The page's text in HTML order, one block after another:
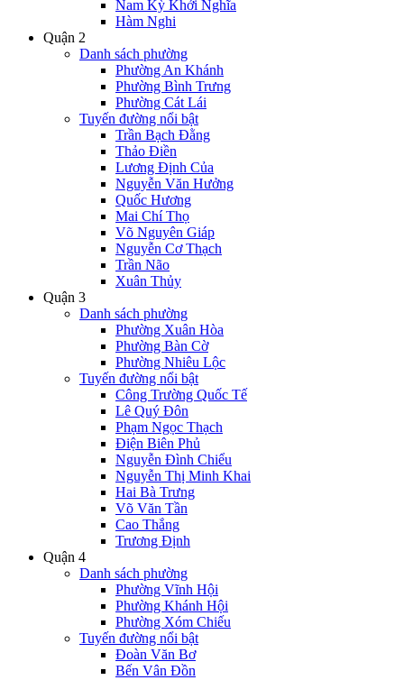
Nam Kỳ Khởi Nghĩa
Hàm Nghi
Quận 2
Danh sách phường
Phường An Khánh
Phường Bình Trưng
Phường Cát Lái
Tuyến đường nổi bật
Trần Bạch Đằng
Thảo Điền
Lương Định Của
Nguyễn Văn Hưởng
Quốc Hương
Mai Chí Thọ
Võ Nguyên Giáp
Nguyễn Cơ Thạch
Trần Não
Xuân Thủy
Quận 3
Danh sách phường
Phường Xuân Hòa
Phường Bàn Cờ
Phường Nhiêu Lộc
Tuyến đường nổi bật
Công Trường Quốc Tế
Lê Quý Đôn
Phạm Ngọc Thạch
Điện Biên Phủ
Nguyễn Đình Chiểu
Nguyễn Thị Minh Khai
Hai Bà Trưng
Võ Văn Tần
Cao Thắng
Trương Định
Quận 4
Danh sách phường
Phường Vĩnh Hội
Phường Khánh Hội
Phường Xóm Chiếu
Tuyến đường nổi bật
Đoàn Văn Bơ
Bến Vân Đồn